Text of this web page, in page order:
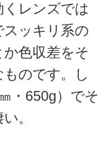
レンズでは
ッキリ系の
色収差をそ
のです。し
・650g）でそ
。